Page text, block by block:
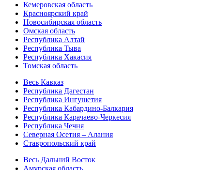
Кемеровская область
Красноярский край
Новосибирская область
Омская область
Республика Алтай
Республика Тыва
Республика Хакасия
Томская область
Весь Кавказ
Республика Дагестан
Республика Ингушетия
Республика Кабардино-Балкария
Республика Карачаево-Черкесия
Республика Чечня
Северная Осетия – Алания
Ставропольский край
Весь Дальний Восток
Амурская область